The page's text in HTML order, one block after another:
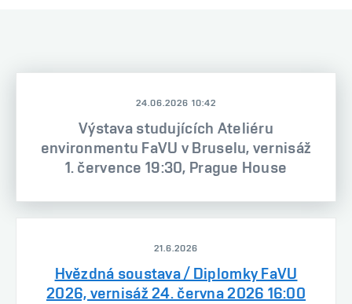
24.06.2026 10:42
Výstava studujících Ateliéru
environmentu FaVU v Bruselu, vernisáž
1. července 19:30, Prague House
21.6.2026
Hvězdná soustava / Diplomky FaVU
2026, vernisáž 24. června 2026 16:00